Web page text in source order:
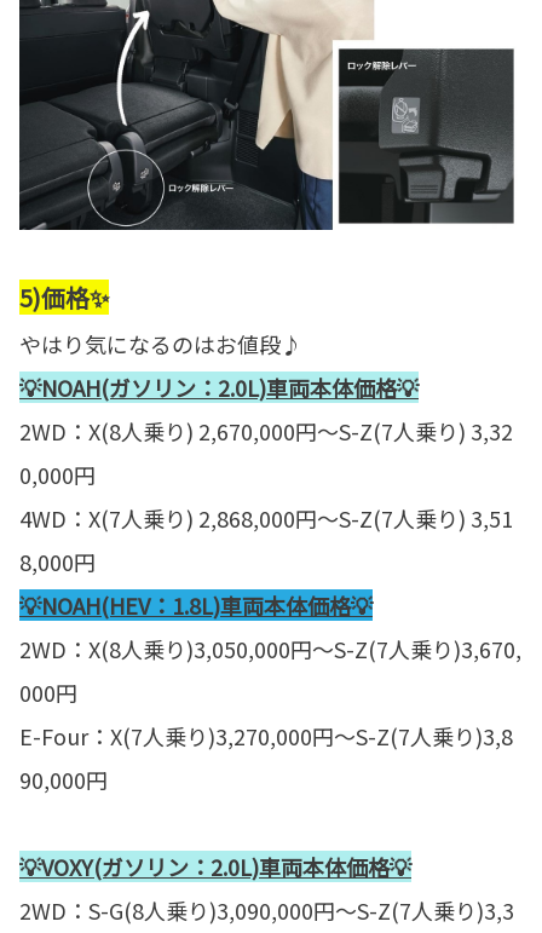
5)価格✨
やはり気になるのはお値段♪
💡NOAH(ガソリン：2.0L)車両本体価格💡
2WD：X(8人乗り) 2,670,000円～S-Z(7人乗り) 3,32
0,000円
4WD：X(7人乗り) 2,868,000円～S-Z(7人乗り) 3,51
8,000円
💡NOAH(HEV：1.8L)車両本体価格💡
2WD：X(8人乗り)3,050,000円～S-Z(7人乗り)3,670,
000円
E-Four：X(7人乗り)3,270,000円～S-Z(7人乗り)3,8
90,000円
💡VOXY(ガソリン：2.0L)車両本体価格💡
2WD：S-G(8人乗り)3,090,000円～S-Z(7人乗り)3,3